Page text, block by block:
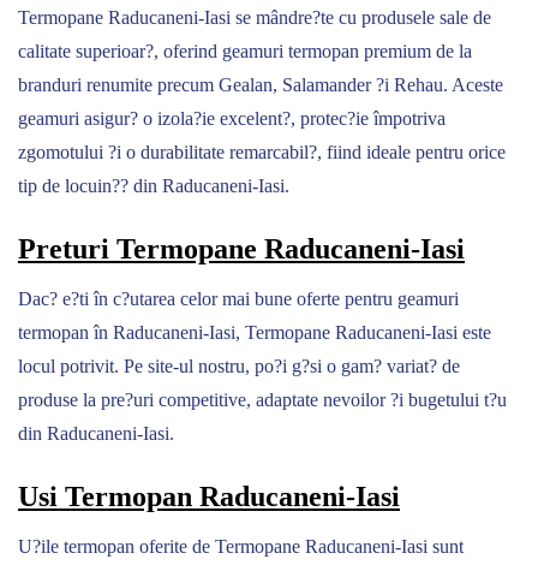
Termopane Raducaneni-Iasi se mândre?te cu produsele sale de
calitate superioar?, oferind geamuri termopan premium de la
branduri renumite precum Gealan, Salamander ?i Rehau. Aceste
geamuri asigur? o izola?ie excelent?, protec?ie împotriva
zgomotului ?i o durabilitate remarcabil?, fiind ideale pentru orice
tip de locuin?? din Raducaneni-Iasi.
Preturi Termopane Raducaneni-Iasi
Dac? e?ti în c?utarea celor mai bune oferte pentru geamuri
termopan în Raducaneni-Iasi, Termopane Raducaneni-Iasi este
locul potrivit. Pe site-ul nostru, po?i g?si o gam? variat? de
produse la pre?uri competitive, adaptate nevoilor ?i bugetului t?u
din Raducaneni-Iasi.
Usi Termopan Raducaneni-Iasi
U?ile termopan oferite de Termopane Raducaneni-Iasi sunt